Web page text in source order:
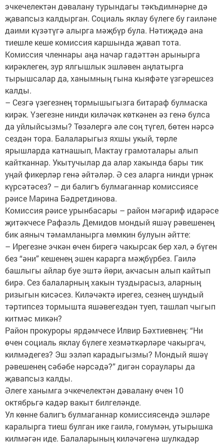
эчкечелектән дәвалану турындагы тәкъдимнәрне дә
җавапсыз калдырган. Социаль яклау бүлеге бу гаиләне
даими күзәтүгә алырга мәҗбүр була. Нәтиҗәдә ана
тиешле кеше комиссия каршында җавап тота.
Комиссия членнары аңа начар гадәттән арынырга
кирәклеген, зур ялгышлык эшләвен аңлатырга
тырышсалар да, ханымның гына кыяфәте үзгәрешсез
калды.
– Сезгә үзегезнең тормышыгызга битараф булмаска
кирәк. Үзегезне нинди киләчәк көткәнен әз генә булса
да уйлыйсызмы? Төзәлергә әле соң түгел, бөтен нәрсә
сездән тора. Балаларыгыз яхшы укый, төрле
ярышларда катнашып, Мактау грамоталары алып
кайтканнар. Укытучылар да алар хакында бары тик
уңай фикерләр генә әйтәләр. Ә сез аларга нинди үрнәк
күрсәтәсез? – ди балигъ булмаганнар комиссиясе
рәисе Марина Бәдретдинова.
Комиссия рәисе урынбасары – район мәгариф идарәсе
җитәкчесе Рафаэль Демидов мондый яшәү рәвешенең
бик аяныч тәмамланырга мөмкин булуын әйтте:
– Ирегезне эчкән өчен бирегә чакырсак бер хәл, ә бүген
без “әни” кешенең эшен карарга мәҗбүрбез. Гаилә
башлыгы айлар буе эштә йөри, акчасын алып кайтып
бирә. Сез балаларның хакын туздырасыз, аларның
ризыгын кисәсез. Киләчәктә ирегез, сезнең шундый
тәртипсез тормышта яшәвегездән туеп, ташлап чыгып
китмәс микән?
Район прокуроры ярдәмчесе Илвир Бәхтиевнең: “Ни
өчен социаль яклау бүлеге хезмәткәрләре чакыргач,
килмәдегез? Эш эзләп карадыгызмы? Мондый яшәү
рәвешенең сәбәбе нәрсәдә?” дигән сораулары да
җавапсыз калды.
Әлеге ханымга эчкечелектән дәвалану өчен 10
октябрьгә кадәр вакыт билгеләнде.
Ул көнне балигъ булмаганнар комиссиясендә эшләре
каралырга тиеш булган ике гаилә, гомумән, утырышка
килмәгән иде. Балаларының киләчәгенә шулкадәр